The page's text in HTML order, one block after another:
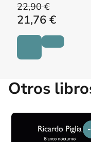
22,90 €
21,76 €
Otros